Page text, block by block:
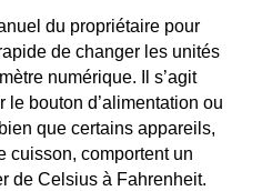
du propriétaire pour
de changer les unités
numérique. Il s’agit
le bouton d’alimentation ou
que certains appareils,
cuisson, comportent un
de Celsius à Fahrenheit.